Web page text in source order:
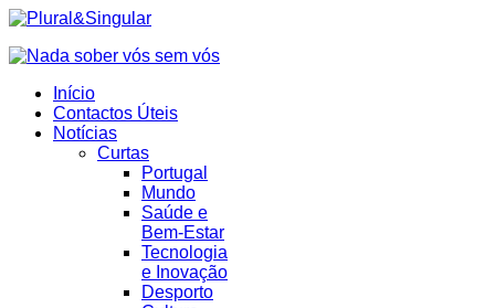
Início
Contactos Úteis
Notícias
Curtas
Portugal
Mundo
Saúde e
Bem-Estar
Tecnologia
e Inovação
Desporto